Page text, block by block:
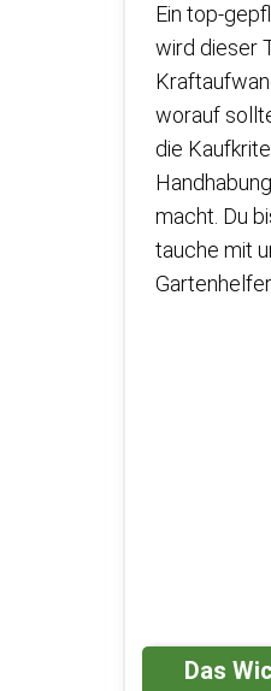
Ein top-
wird dieser
worauf
die
macht. Du
tauche mit
Das